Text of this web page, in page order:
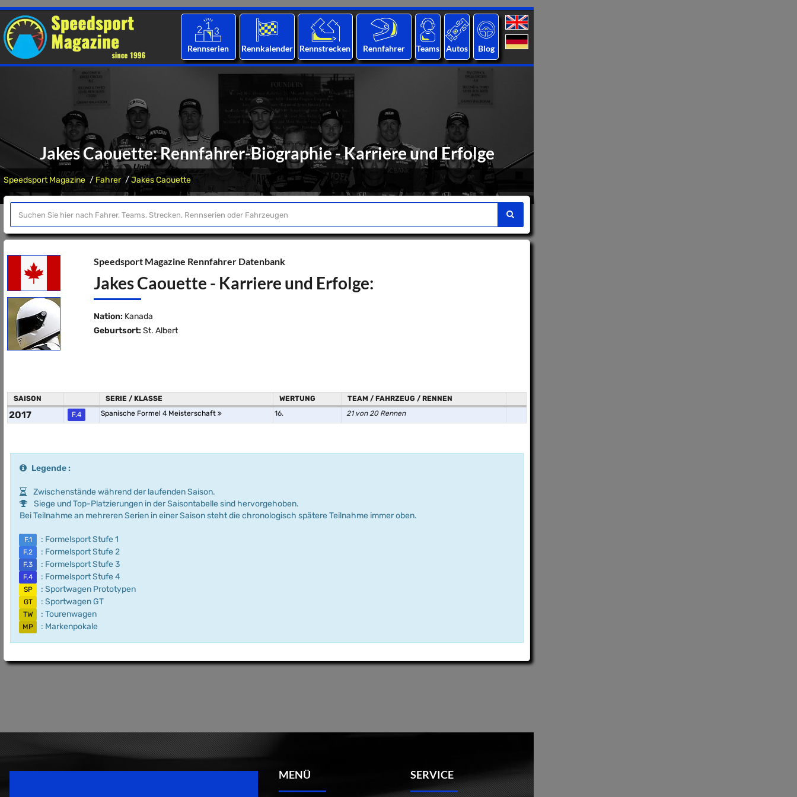
Rennserien Rennkalender Rennstrecken Rennfahrer Teams Autos Blog
Jakes Caouette: Rennfahrer-Biographie - Karriere und Erfolge
Speedsport Magazine Fahrer Jakes Caouette
Speedsport Magazine Rennfahrer Datenbank
Jakes Caouette - Karriere und Erfolge:
Nation: Kanada
Geburtsort: St. Albert
SAISON SERIE / KLASSE WERTUNG TEAM / FAHRZEUG / RENNEN
2017 F.4 Spanische Formel 4 Meisterschaft 16. 21 von 20 Rennen
Legende :
Zwischenstände während der laufenden Saison.
Siege und Top-Platzierungen in der Saisontabelle sind hervorgehoben.
Bei Teilnahme an mehreren Serien in einer Saison steht die chronologisch spätere Teilnahme immer oben.
F.1 : Formelsport Stufe 1
F.2 : Formelsport Stufe 2
F.3 : Formelsport Stufe 3
F.4 : Formelsport Stufe 4
SP : Sportwagen Prototypen
GT : Sportwagen GT
TW : Tourenwagen
MP : Markenpokale
MENÜ SERVICE